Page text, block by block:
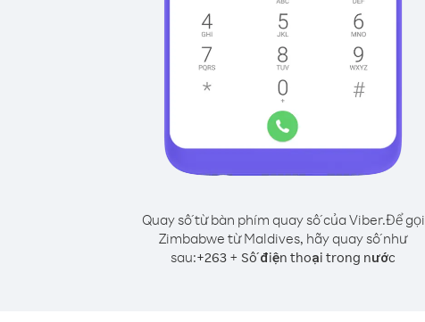
Quay số từ bàn phím quay số của Viber.Để gọi
Zimbabwe từ Maldives, hãy quay số như
sau:+263 + Số điện thoại trong nước